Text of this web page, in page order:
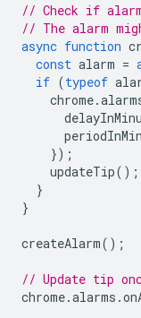
// Check if
// The alarm
async function
const alarm =
if (typeof
chrome.
});
updateTip();
}
}
createAlarm();
// Update tip
chrome.alarms .